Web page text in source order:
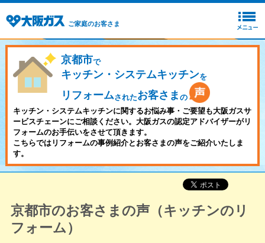
ご家庭のお客さま
京都市で
キッチン・システムキッチンを
リフォームされたお客さま の
キッチン・システムキッチンに関するお悩み事・ご要望も大阪ガスサ
ービスチェーンにご相談ください。大阪ガスの認定アドバイザーがリ
フォームのお手伝いをさせて頂きます。
こちらではリフォームの事例紹介とお客さまの声をご紹介いたしま
す。
京都市のお客さまの声（キッチンのリ
フォーム）